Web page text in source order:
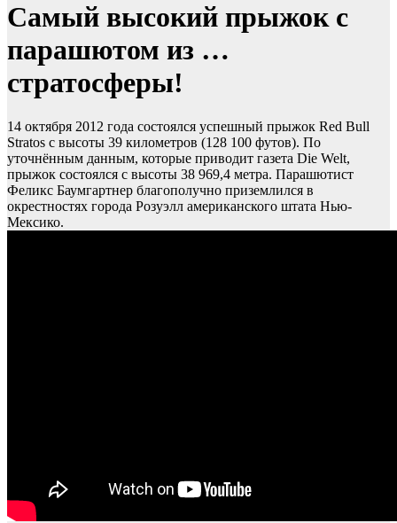
Самый высокий прыжок с
парашютом из …
стратосферы!
14 октября 2012 года состоялся успешный прыжок Red Bull
Stratos с высоты 39 километров (128 100 футов). По
уточнённым данным, которые приводит газета Die Welt,
прыжок состоялся с высоты 38 969,4 метра. Парашютист
Феликс Баумгартнер благополучно приземлился в
окрестностях города Розуэлл американского штата Нью-
Мексико.